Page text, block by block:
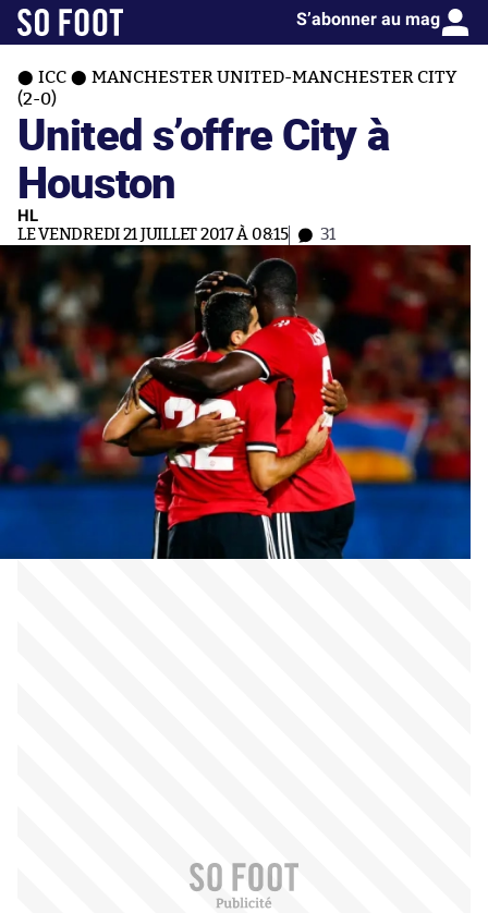
S’abonner au mag
ICC
MANCHESTER UNITED-MANCHESTER CITY
(2-0)
United s’offre City à
Houston
HL
LE VENDREDI 21 JUILLET 2017 À 08:15 31